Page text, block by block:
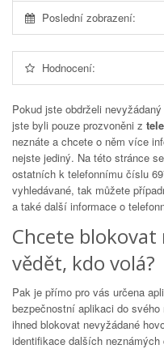
Poslední zobrazení:
Hodnocení:
Pokud jste obdrželi
jste byli pouze prozvoněni z
neznáte a chcete o něm více
nejste jediný. Na této stránce
ostatních k telefonnímu číslu
vyhledávané, tak můžete
a také další informace o
Chcete blokovat
vědět, kdo volá?
Pak je přímo pro vás určena
bezpečnostní aplikaci do
ihned blokovat nevyžádané
identifikace dalších neznámých